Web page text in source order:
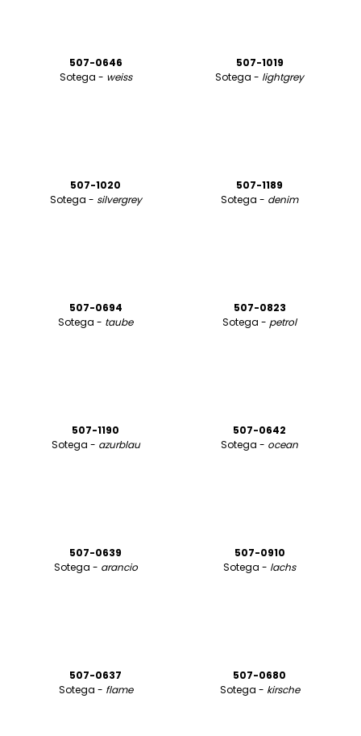
507-0646
Sotega - weiss
507-1019
Sotega - lightgrey
507-1020
Sotega - silvergrey
507-1189
Sotega - denim
507-0694
Sotega - taube
507-0823
Sotega - petrol
507-1190
Sotega - azurblau
507-0642
Sotega - ocean
507-0639
Sotega - arancio
507-0910
Sotega - lachs
507-0637
Sotega - flame
507-0680
Sotega - kirsche